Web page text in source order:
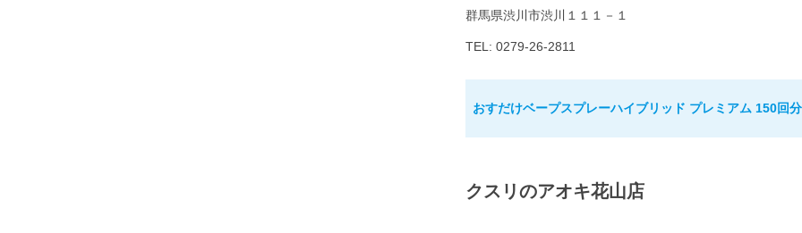
群馬県渋川市渋川１１１－１
TEL: 0279-26-2811
おすだけベープスプレーハイブリッド プレミアム 150回
クスリのアオキ花山店